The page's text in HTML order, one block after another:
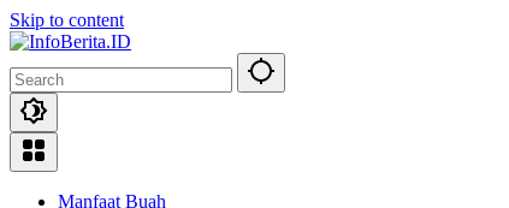
Skip to content
Manfaat Buah